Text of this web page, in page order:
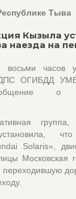
Тыва
Кызыла
наезда на
восьми часов
ОГИБДД
о
Solaris»,
Московская